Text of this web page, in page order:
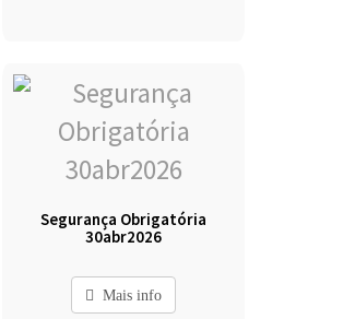
Segurança Obrigatória
30abr2026
Mais info